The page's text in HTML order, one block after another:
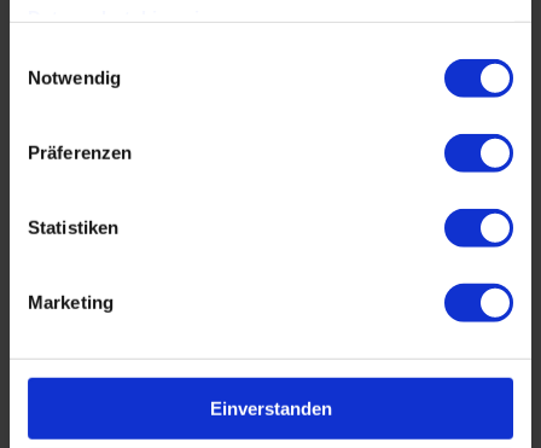
Notwendig
Präferenzen
Statistiken
Marketing
Einverstanden
Die Zündgefahrenanalyse
Aufdecken potentieller Zündquellen mit der ­
Zündgefahrenanalyse am praktischen Beispiel
Geeignete Maßnahmen des Explosionsschutzes
Kernaussagen relevanter Normen mit Bezug
Dokumentation der Ergebnisse an einem
konkreten Beispiel